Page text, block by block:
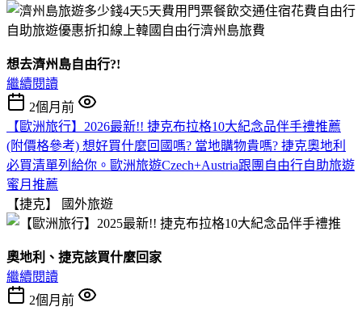
想去濟州島自由行?!
繼續閱讀
2個月前
【歐洲旅行】2026最新!! 捷克布拉格10大紀念品伴手禮推薦
(附價格參考) 想好買什麼回國嗎? 當地購物貴嗎? 捷克奧地利
必買清單列給你。歐洲旅遊Czech+Austria跟團自由行自助旅遊
蜜月推薦
【捷克】
國外旅遊
奧地利、捷克該買什麼回家
繼續閱讀
2個月前